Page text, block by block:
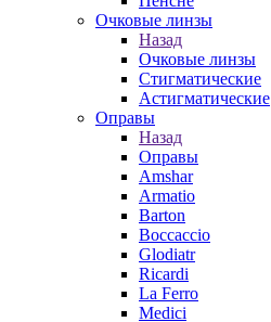
Очковые линзы
Назад
Очковые линзы
Стигматические
Астигматические
Оправы
Назад
Оправы
Amshar
Armatio
Barton
Boccaccio
Glodiatr
Ricardi
La Ferro
Medici